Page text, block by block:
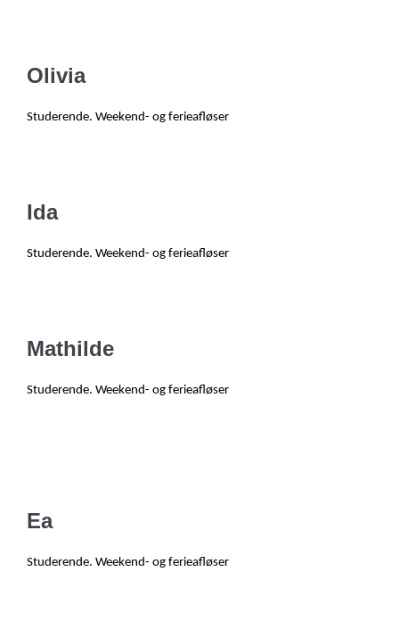
Olivia
Studerende. Weekend- og ferieafløser
Ida
Studerende. Weekend- og ferieafløser
Mathilde
Studerende. Weekend- og ferieafløser
Ea
Studerende. Weekend- og ferieafløser